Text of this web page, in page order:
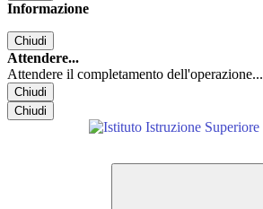
Informazione
Chiudi
Attendere...
Attendere il completamento dell'operazione...
Chiudi
Chiudi